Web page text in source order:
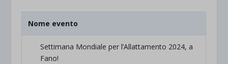
Nome evento
Settimana Mondiale per l’Allattamento 2024, a
Fano!